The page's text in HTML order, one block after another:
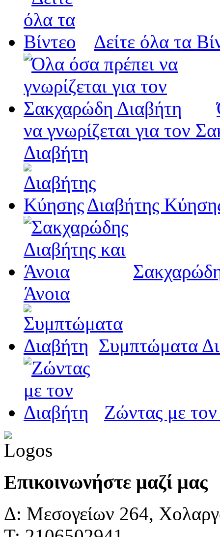
Δείτε όλα τα
να γνωρίζεται για τον
Διαβήτη
Διαβήτης
Άνοια
Συμπτώματα
Ζώντας με
Επικοινωνήστε μαζί μας
Δ: Μεσογείων 264,